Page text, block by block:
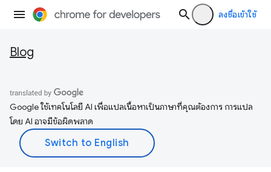
ลงชื่อเข้าใช้
Blog
Google ใช้เทคโนโลยี AI เพื่อแปลเนื้อหาเป็นภาษาที่คุณต้องการ การแปล
โดย AI อาจมีข้อผิดพลาด